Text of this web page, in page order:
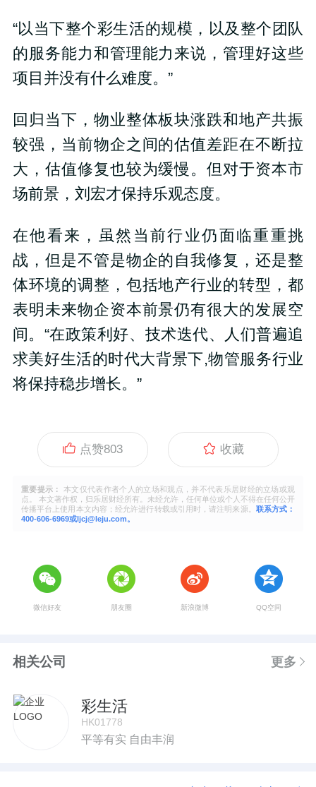
“以当下整个彩生活的规模，以及整个团队
的服务能力和管理能力来说，管理好这些
项目并没有什么难度。”
回归当下，物业整体板块涨跌和地产共振
较强，当前物企之间的估值差距在不断拉
大，估值修复也较为缓慢。但对于资本市
场前景，刘宏才保持乐观态度。
在他看来，虽然当前行业仍面临重重挑
战，但是不管是物企的自我修复，还是整
体环境的调整，包括地产行业的转型，都
表明未来物企资本前景仍有很大的发展空
间。“在政策利好、技术迭代、人们普遍追
求美好生活的时代大背景下,物管服务行业
将保持稳步增长。”
点赞803 收藏
重要提示：
本文仅代表作者个人的立场和观点，并不代表乐居财经的立场或观
点。 本文著作权，归乐居财经所有。未经允许，任何单位或个人不得在任何公开
传播平台上使用本文内容；经允许进行转载或引用时，请注明来源。 联系方式：
400-606-6969或ljcj@leju.com。
微信好友 朋友圈 新浪微博 QQ空间
相关公司 更多
彩生活
HK01778
平等有实 自由丰润